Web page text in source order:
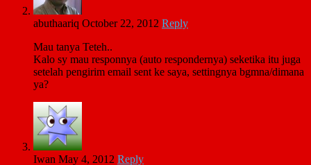
abuthaariq October 22, 2012 Reply
Mau tanya Teteh..
Kalo sy mau responnya (auto respondernya) seketika itu juga
setelah pengirim email sent ke saya, settingnya bgmna/dimana
ya?
Iwan May 4, 2012 Reply